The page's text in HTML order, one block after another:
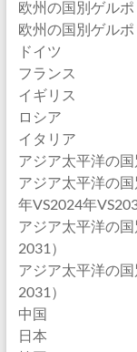
欧州の国別ゲル
欧州の国別ゲル
ドイツ
フランス
イギリス
ロシア
イタリア
アジア太平洋の
アジア太平洋の
年VS2024年
アジア太平洋の
2031）
アジア太平洋の
2031）
中国
日本